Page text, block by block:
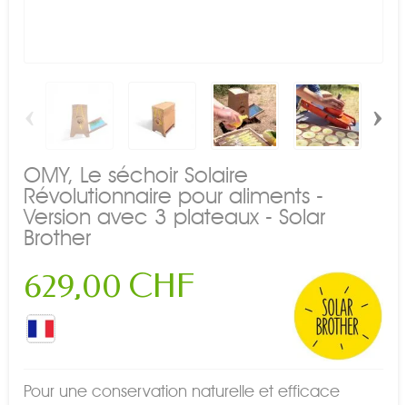
‹ ›
OMY, Le séchoir Solaire
Révolutionnaire pour aliments -
Version avec 3 plateaux - Solar
Brother
629,00 CHF
Pour une conservation naturelle et efficace